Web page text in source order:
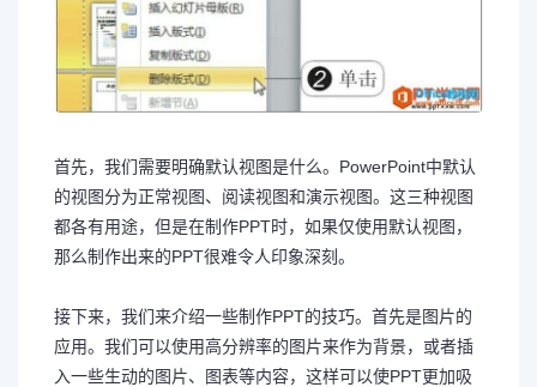
首先，我们需要明确默认视图是什么。PowerPoint中默认
的视图分为正常视图、阅读视图和演示视图。这三种视图
都各有用途，但是在制作PPT时，如果仅使用默认视图，
那么制作出来的PPT很难令人印象深刻。
接下来，我们来介绍一些制作PPT的技巧。首先是图片的
应用。我们可以使用高分辨率的图片来作为背景，或者插
入一些生动的图片、图表等内容，这样可以使PPT更加吸